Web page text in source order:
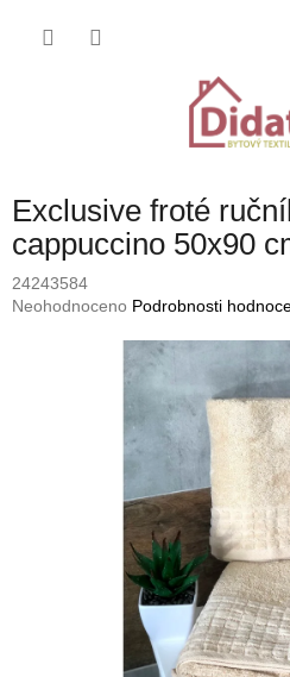
Exclusive froté
cappuccino 50x90
24243584
Průměrné
Neohodnoceno Podrobnosti